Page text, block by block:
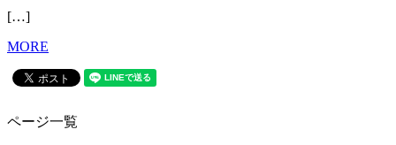
[…]
MORE
ページ一覧